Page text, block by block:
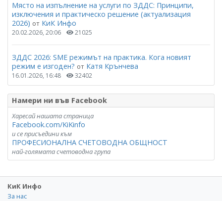
Място на изпълнение на услуги по ЗДДС: Принципи,
изключения и практическо решение (актуализация
2026) от КиК Инфо
20.02.2026, 20:06 21025
ЗДДС 2026: SME режимът на практика. Кога новият
режим е изгоден? от Катя Крънчева
16.01.2026, 16:48 32402
Намери ни във Facebook
Харесай нашата страница
Facebook.com/KiKinfo
и се присъедини към
ПРОФЕСИОНАЛНА СЧЕТОВОДНА ОБЩНОСТ
най-голямата счетоводна група
КиК Инфо
За нас